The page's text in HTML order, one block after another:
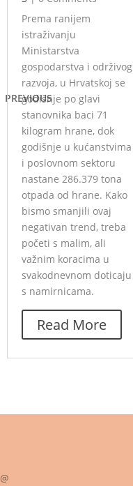
PREVIOUS
Prema ranijem
istraživanju
Ministarstva
gospodarstva i održivog
razvoja, u Hrvatskoj se
godišnje po glavi
stanovnika baci 71
kilogram hrane, dok
godišnje u kućanstvima
i poslovnom sektoru
nastane 286.379 tona
otpada od hrane. Kako
bismo smanjili ovaj
negativan trend, treba
početi s malim, ali
važnim koracima u
svakodnevnom doticaju
s namirnicama.
Read More
@